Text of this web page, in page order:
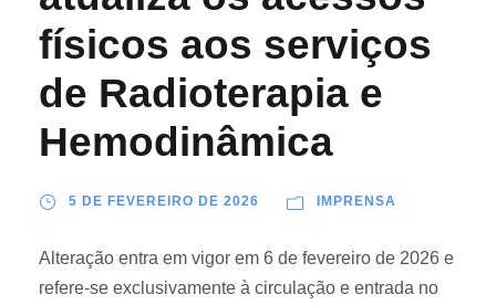
físicos aos serviços
de Radioterapia e
Hemodinâmica
5 DE FEVEREIRO DE 2026 IMPRENSA
Alteração entra em vigor em 6 de fevereiro de 2026 e
refere-se exclusivamente à circulação e entrada no